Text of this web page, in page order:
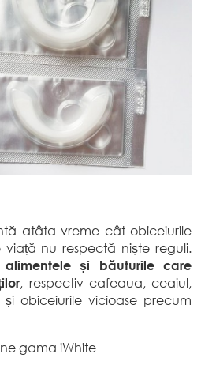
atâta vreme cât obiceiurile
viață nu respectă niște reguli.
și băuturile care
, respectiv cafeaua, ceaiul,
obiceiurile vicioase precum
gama iWhite